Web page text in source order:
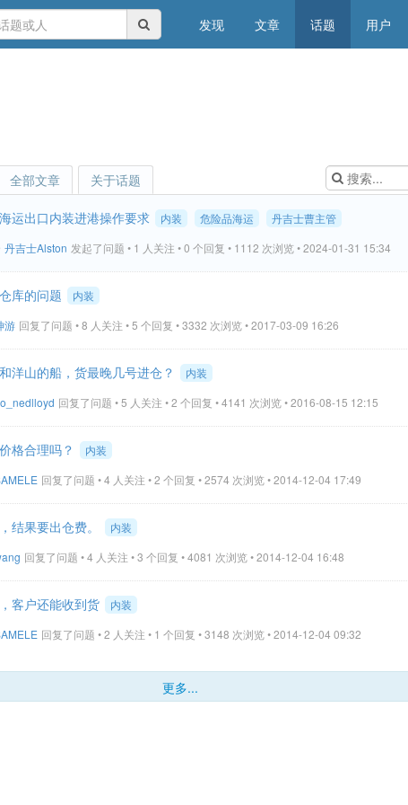
发现 文章 话题 用户
全部文章 关于话题
运出口内装进港操作要求 内装 危险品海运
丹吉士曹主管
丹吉士Alston 发起了问题 • 1 人关注 • 0 个回复 • 1112 次浏览 • 2024-01-31 15:34
库的问题
内装
游 回复了问题 • 8 人关注 • 5 个回复 • 3332 次浏览 • 2017-03-09 16:26
洋山的船，货最晚几号进仓？
内装
回复了问题 • 5 人关注 • 2 个回复 • 4141 次浏览 • 2016-08-15 12:15
格合理吗？
内装
回复了问题 • 4 人关注 • 2 个回复 • 2574 次浏览 • 2014-12-04 17:49
结果要出仓费。
内装
回复了问题 • 4 人关注 • 3 个回复 • 4081 次浏览 • 2014-12-04 16:48
客户还能收到货
内装
回复了问题 • 2 人关注 • 1 个回复 • 3148 次浏览 • 2014-12-04 09:32
更多...